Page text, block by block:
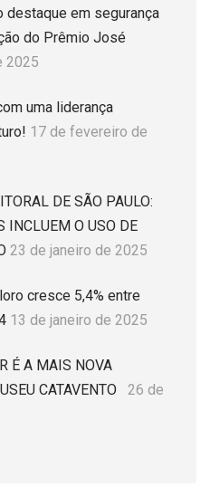
destaque em segurança
do Prêmio José
2025
uma liderança
17 de fevereiro de
DE SÃO PAULO:
INCLUEM O USO DE
23 de janeiro de 2025
cresce 5,4% entre
13 de janeiro de 2025
É A MAIS NOVA
CATAVENTO
26 de